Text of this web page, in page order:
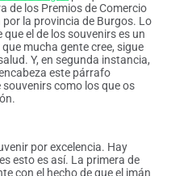
de los Premios de Comercio
la provincia de Burgos. Lo
el de los souvenirs es un
mucha gente cree, sigue
Y, en segunda instancia,
este párrafo
como los que os
por excelencia. Hay
esto es así. La primera de
con el hecho de que el imán